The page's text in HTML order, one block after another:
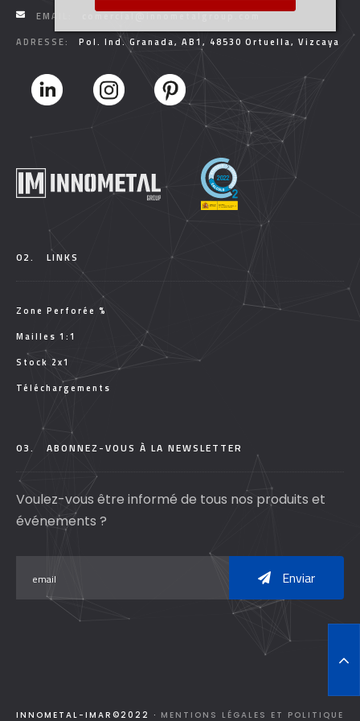
EMAIL:
ADRESSE:
Pol. Ind. Granada, AB1, 48530 Ortuella, Vizcaya
02. LINKS
Zone Perforée %
Mailles 1:1
Stock 2x1
Téléchargements
03. ABONNEZ-VOUS À LA NEWSLETTER
Voulez-vous être informé de tous nos produits et
événements ?
Enviar
INNOMETAL-IMAR©2022 · MENTIONS LÉGALES ET POLITIQUE